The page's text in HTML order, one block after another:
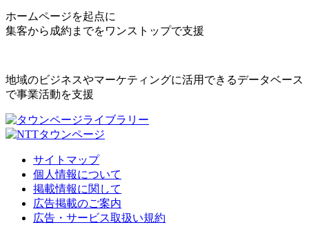
ホームページを起点に
集客から成約までをワンストップで支援
地域のビジネスやマーケティングに活用できるデータベース
で事業活動を支援
サイトマップ
個人情報について
掲載情報に関して
広告掲載のご案内
広告・サービス取扱い規約